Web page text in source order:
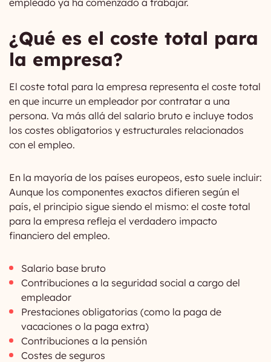
empleado ya ha comenzado a trabajar.
¿Qué es el coste total para
la empresa?
El coste total para la empresa representa el coste total
en que incurre un empleador por contratar a una
persona. Va más allá del salario bruto e incluye todos
los costes obligatorios y estructurales relacionados
con el empleo.
En la mayoría de los países europeos, esto suele incluir:
Aunque los componentes exactos difieren según el
país, el principio sigue siendo el mismo: el coste total
para la empresa refleja el verdadero impacto
financiero del empleo.
Salario base bruto
Contribuciones a la seguridad social a cargo del
empleador
Prestaciones obligatorias (como la paga de
vacaciones o la paga extra)
Contribuciones a la pensión
Costes de seguros